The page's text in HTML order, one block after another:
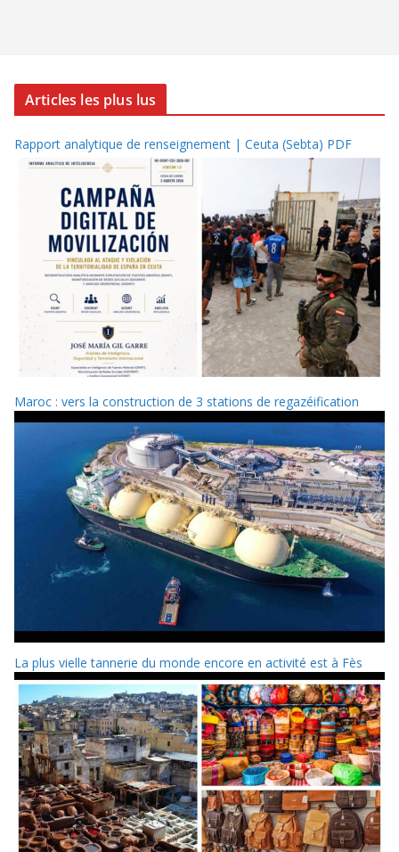
Articles les plus lus
Rapport analytique de renseignement | Ceuta (Sebta) PDF
Maroc : vers la construction de 3 stations de regazéification
La plus vielle tannerie du monde encore en activité est à Fès